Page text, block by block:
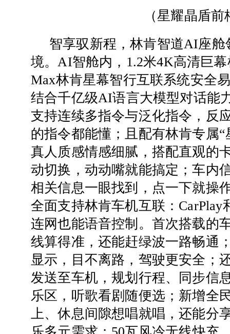
（星耀晶盾前
智享驭新程，林肯智道AI座
境。AI智舱内，1.2米4K高清巨
Max林肯星幕智行互联系统安全
结合千亿级AI语言大模型对话能
支持连续多指令与泛化指令，反
的指令都能懂；且配有林肯专属
真人质感情感细腻，搭配直观的
动切换，动动嘴就能搞定；车内
相关信息一眼找到，点一下就操
全面支持林肯车机互联：
连网也能语音控制。首次搭载的
线算得准，还能赶绿波一路畅通
显示，目不离路，驾驶更安全；
发送至车机，规划行程、同步信
乐区，听歌看剧随便选；新增全
上、休息间隙想唱就唱，还能分